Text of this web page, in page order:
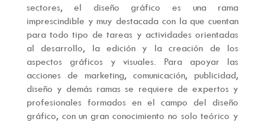
sectores, el diseño gráfico es una rama
imprescindible y muy destacada con la que cuentan
para todo tipo de tareas y actividades orientadas
al desarrollo, la edición y la creación de los
aspectos gráficos y visuales. Para apoyar las
acciones de marketing, comunicación, publicidad,
diseño y demás ramas se requiere de expertos y
profesionales formados en el campo del diseño
gráfico, con un gran conocimiento no solo teórico y